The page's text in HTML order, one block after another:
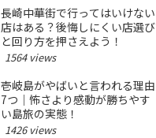
長崎中華街で行ってはいけない
店はある？後悔しにくい店選び
と回り方を押さえよう！
1564 views
壱岐島がやばいと言われる理由
7つ｜怖さより感動が勝ちやす
い島旅の実態！
1426 views